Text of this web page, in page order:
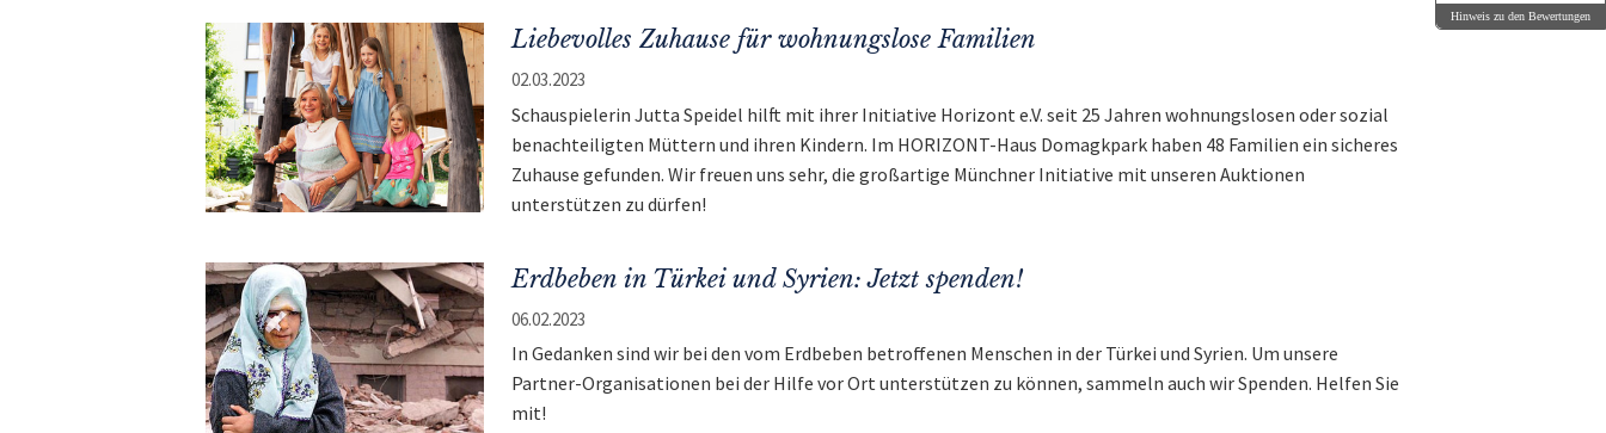
Liebevolles Zuhause für wohnungslose Familien
02.03.2023
Schauspielerin Jutta Speidel hilft mit ihrer Initiative Horizont e.V. seit 25 Jahren wohnungslosen oder sozial
benachteiligten Müttern und ihren Kindern. Im HORIZONT-Haus Domagkpark haben 48 Familien ein sicheres
Zuhause gefunden. Wir freuen uns sehr, die großartige Münchner Initiative mit unseren Auktionen
unterstützen zu dürfen!
Erdbeben in Türkei und Syrien: Jetzt spenden!
06.02.2023
In Gedanken sind wir bei den vom Erdbeben betroffenen Menschen in der Türkei und Syrien. Um unsere
Partner-Organisationen bei der Hilfe vor Ort unterstützen zu können, sammeln auch wir Spenden. Helfen Sie
mit!
Hinweis zu den Bewertungen